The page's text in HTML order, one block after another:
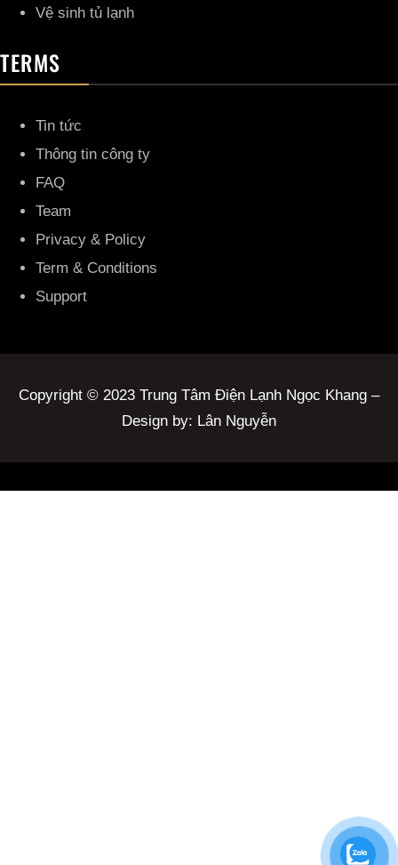
Vệ sinh tủ lạnh
TERMS
Tin tức
Thông tin công ty
FAQ
Team
Privacy & Policy
Term & Conditions
Support
Copyright © 2023 Trung Tâm Điện Lạnh Ngọc Khang –
Design by: Lân Nguyễn